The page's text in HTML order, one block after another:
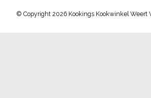
© Copyright 2026 Kookings Kookwinkel Weert